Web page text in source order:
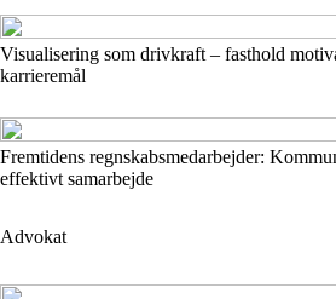
Visualisering som drivkraft – fasthold
karrieremål
Fremtidens regnskabsmedarbejder:
effektivt samarbejde
Advokat